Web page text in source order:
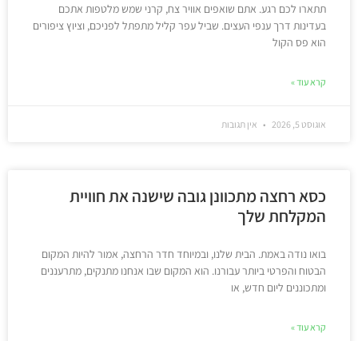
תתארו לכם רגע. אתם שואפים אוויר צח, קרני שמש מלטפות אתכם
בעדינות דרך ענפי העצים. שביל עפר קליל מתפתל לפניכם, וציוץ ציפורים
הוא פס הקול
קרא עוד »
אוגוסט 5, 2026 אין תגובות
כסא רחצה מתכוונן גובה שישנה את חוויית
המקלחת שלך
בואו נודה באמת. הבית שלנו, ובמיוחד חדר הרחצה, אמור להיות המקום
הבטוח והפרטי ביותר עבורנו. הוא המקום שבו אנחנו מתנקים, מתרעננים
ומתכוננים ליום חדש, או
קרא עוד »